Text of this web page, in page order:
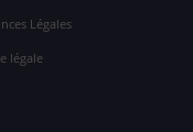
Légales
légale